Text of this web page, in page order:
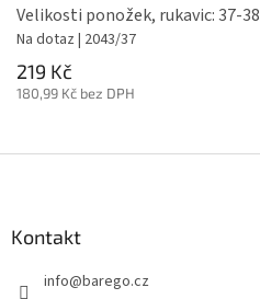
Velikosti ponožek, rukavic: 37-38
Na dotaz | 2043/37
219 Kč
180,99 Kč bez DPH
Kontakt
info@barego.cz